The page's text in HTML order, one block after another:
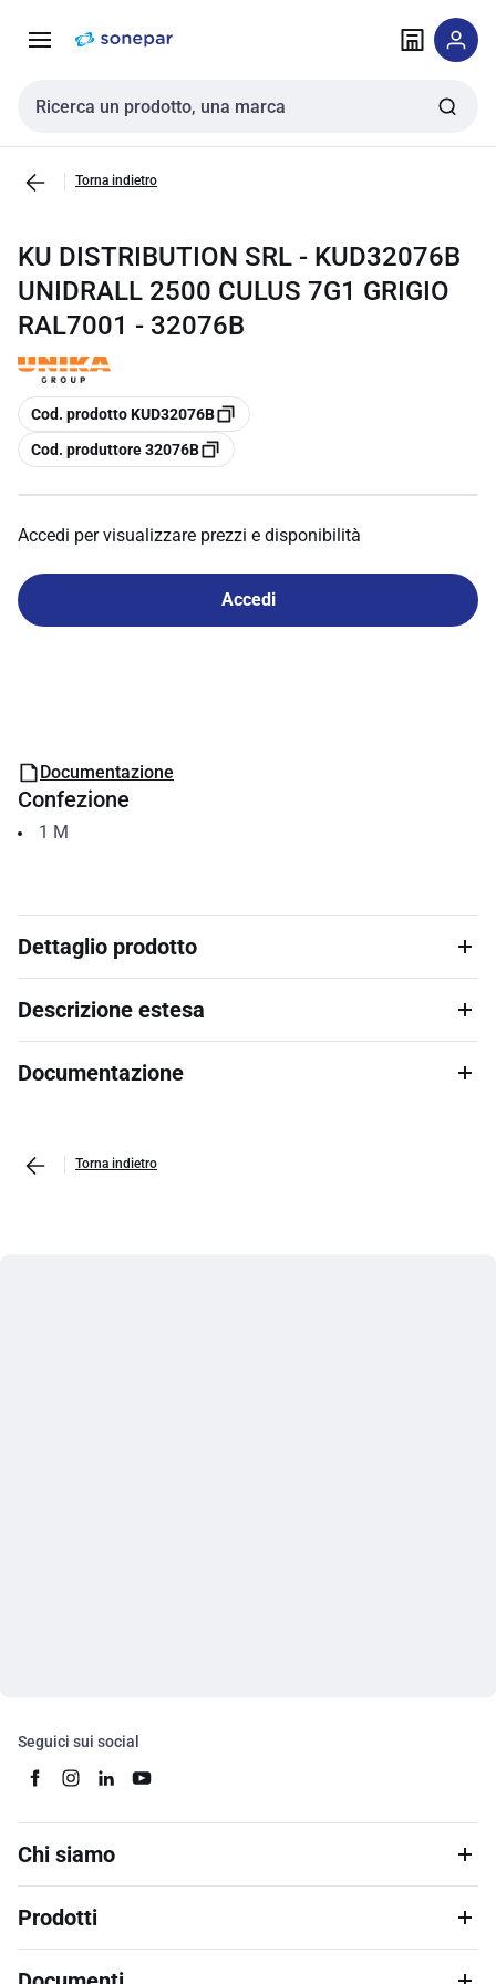
navigazione alla
Cerca input
Torna indietro
KU DISTRIBUTION SRL - KUD32076B
UNIDRALL 2500 CULUS 7G1 GRIGIO
RAL7001 - 32076B
copia
Cod. prodotto KUD32076B
copia
Cod. produttore 32076B
Accedi per visualizzare prezzi e disponibilità
Accedi
Documentazione
Confezione
1 M
Dettaglio prodotto
Descrizione estesa
Documentazione
Torna indietro
Seguici sui social
Chi siamo
Prodotti